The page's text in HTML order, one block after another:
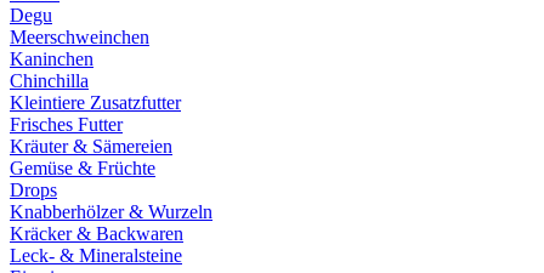
Degu
Meerschweinchen
Kaninchen
Chinchilla
Kleintiere Zusatzfutter
Frisches Futter
Kräuter & Sämereien
Gemüse & Früchte
Drops
Knabberhölzer & Wurzeln
Kräcker & Backwaren
Leck- & Mineralsteine